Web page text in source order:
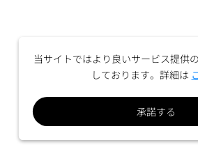
当サイトではより良いサービス提供
しております。詳細は
承諾する